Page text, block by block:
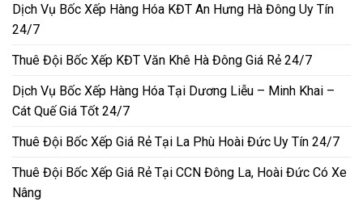
Dịch Vụ Bốc Xếp Hàng Hóa KĐT An Hưng Hà Đông Uy Tín
24/7
Thuê Đội Bốc Xếp KĐT Văn Khê Hà Đông Giá Rẻ 24/7
Dịch Vụ Bốc Xếp Hàng Hóa Tại Dương Liễu – Minh Khai –
Cát Quế Giá Tốt 24/7
Thuê Đội Bốc Xếp Giá Rẻ Tại La Phù Hoài Đức Uy Tín 24/7
Thuê Đội Bốc Xếp Giá Rẻ Tại CCN Đông La, Hoài Đức Có Xe
Nâng